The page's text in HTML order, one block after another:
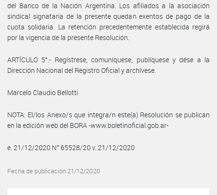
del Banco de la Nación Argentina. Los afiliados a la asociación
sindical signataria de la presente quedan exentos de pago de la
cuota solidaria. La retención precedentemente establecida regirá
por la vigencia de la presente Resolución.
ARTÍCULO 5°.- Regístrese, comuníquese, publíquese y dése a la
Dirección Nacional del Registro Oficial y archívese.
Marcelo Claudio Bellotti
NOTA: El/los Anexo/s que integra/n este(a) Resolución se publican
en la edición web del BORA -www.boletinoficial.gob.ar-
e. 21/12/2020 N° 65528/20 v. 21/12/2020
Fecha de publicación 21/12/2020